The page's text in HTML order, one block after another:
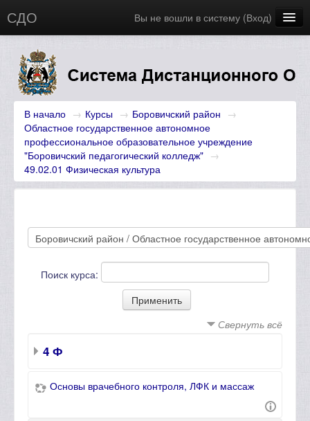
СДО Вы не вошли в систему (Вход)
Новости
Русский (ru)
В начало → Курсы → Боровичский район →
Областное государственное автономное
профессиональное образовательное учреждение
"Боровичский педагогический колледж" →
49.02.01 Физическая культура
Поиск курса:
Свернуть всё
4 Ф
Основы врачебного контроля, ЛФК и массаж